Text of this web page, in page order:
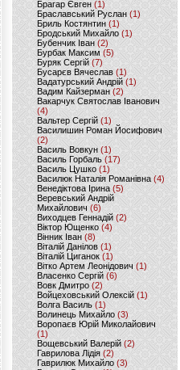
Брагар Євген (1)
Браславський Руслан (1)
Бриль Костянтин (1)
Бродський Михайло (1)
Бубенчик Іван(2)
Бурбак Максим (5)
Буряк Сергій (7)
Бусарєв Вячеслав (1)
Вадатурський Андрій (1)
Вадим Кайзерман (2)
Вакарчук Святослав Іванович
(4)
Вальтер Сергій (1)
Василишин Роман Йосифович
(2)
Василь Вовкун (1)
Василь Горбаль (17)
Василь Цушко (1)
Василюк Наталія Романівна (4)
Венедіктова Ірина(5)
Веревський Андрій
Михайлович (6)
Виходцев Геннадій (2)
Віктор Ющенко (4)
Вінник Іван (8)
Віталій Данілов (1)
Віталій Циганок (1)
Вітко Артем Леонідович(1)
Власенко Сергій (6)
Вовк Дмитро(2)
Войцеховський Олексій(1)
Волга Василь (1)
Волинець Михайло (3)
Воропаєв Юрій Миколайович
(1)
Вощевський Валерій(2)
Гаврилова Лідія (2)
Гаврилюк Михайло (3)